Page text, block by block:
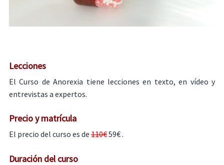
Lecciones
El Curso de Anorexia tiene lecciones en texto, en vídeo y
entrevistas a expertos.
Precio y matrícula
El precio del curso es de 110€59€ .
Duración del curso